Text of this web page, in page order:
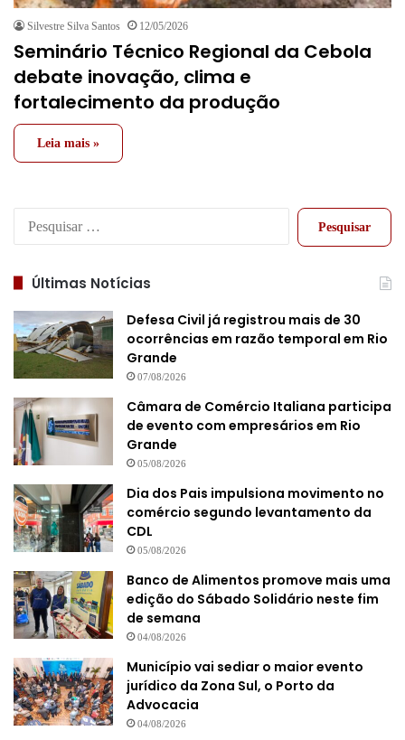
Silvestre Silva Santos 12/05/2026
Seminário Técnico Regional da Cebola
debate inovação, clima e
fortalecimento da produção
Leia mais »
Pesquisar
Últimas Notícias
Defesa Civil já registrou mais de 30
ocorrências em razão temporal em Rio
Grande
07/08/2026
Câmara de Comércio Italiana participa
de evento com empresários em Rio
Grande
05/08/2026
Dia dos Pais impulsiona movimento no
comércio segundo levantamento da
CDL
05/08/2026
Banco de Alimentos promove mais uma
edição do Sábado Solidário neste fim
de semana
04/08/2026
Município vai sediar o maior evento
jurídico da Zona Sul, o Porto da
Advocacia
04/08/2026